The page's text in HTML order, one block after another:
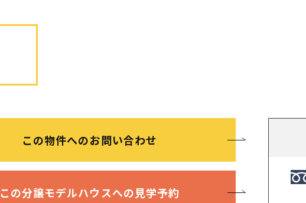
この物件へのお問い合わせ
この分譲モデルハウスへの見学予約